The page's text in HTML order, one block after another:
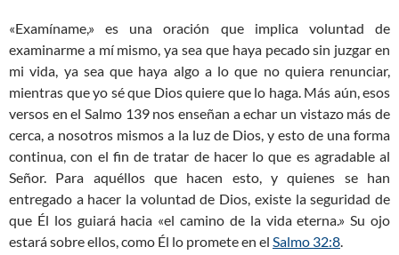
«Examíname,» es una oración que implica voluntad de
examinarme a mí mismo, ya sea que haya pecado sin juzgar en
mi vida, ya sea que haya algo a lo que no quiera renunciar,
mientras que yo sé que Dios quiere que lo haga. Más aún, esos
versos en el Salmo 139nos enseñan a echar un vistazo más de
cerca, a nosotros mismos a la luz de Dios, y esto de una forma
continua, con el fin de tratar de hacer lo que es agradable al
Señor. Para aquéllos que hacen esto, y quienes se han
entregado a hacer la voluntad de Dios, existe la seguridad de
que Él los guiará hacia «el camino de la vida eterna.» Su ojo
estará sobre ellos, como Él lo promete en el Salmo 32:8.